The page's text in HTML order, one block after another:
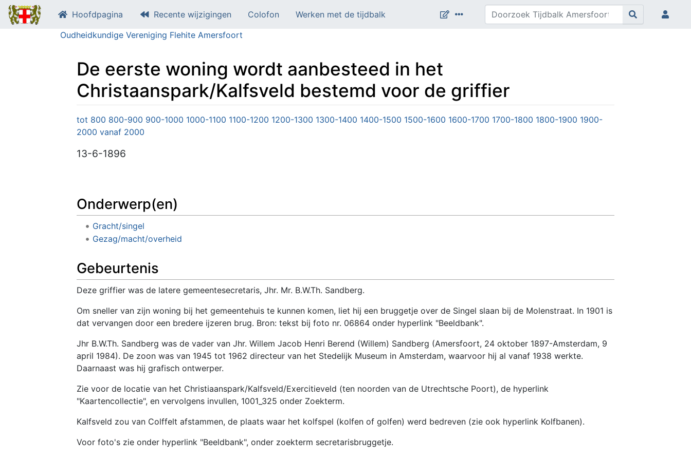
Hoofdpagina Recente wijzigingen Colofon
Werken met de tijdbalk
Oudheidkundige Vereniging Flehite Amersfoort
De eerste woning wordt aanbesteed in het
Christaanspark/Kalfsveld bestemd voor de griffier
Ga naar: navigatie ,zoeken
tot 800 800-900 900-1000 1000-1100 1100-1200 1200-1300 1300-1400 1400-1500 1500-1600 1600-1700 1700-1800 1800-1900 1900-
2000 vanaf 2000
13-6-1896
Onderwerp(en)
Gracht/singel
Gezag/macht/overheid
Gebeurtenis
Deze griffier was de latere gemeentesecretaris, Jhr. Mr. B.W.Th. Sandberg.
Om sneller van zijn woning bij het gemeentehuis te kunnen komen, liet hij een bruggetje over de Singel slaan bij de Molenstraat. In 1901 is
dat vervangen door een bredere ijzeren brug. Bron: tekst bij foto nr. 06864 onder hyperlink "Beeldbank".
Jhr B.W.Th. Sandberg was de vader van Jhr. Willem Jacob Henri Berend (Willem) Sandberg (Amersfoort, 24 oktober 1897-Amsterdam, 9
april 1984). De zoon was van 1945 tot 1962 directeur van het Stedelijk Museum in Amsterdam, waarvoor hij al vanaf 1938 werkte.
Daarnaast was hij grafisch ontwerper.
Zie voor de locatie van het Christiaanspark/Kalfsveld/Exercitieveld (ten noorden van de Utrechtsche Poort), de hyperlink
"Kaartencollectie", en vervolgens invullen, 1001_325 onder Zoekterm.
Kalfsveld zou van Colffelt afstammen, de plaats waar het kolfspel (kolfen of golfen) werd bedreven (zie ook hyperlink Kolfbanen).
Voor foto's zie onder hyperlink "Beeldbank", onder zoekterm secretarisbruggetje.